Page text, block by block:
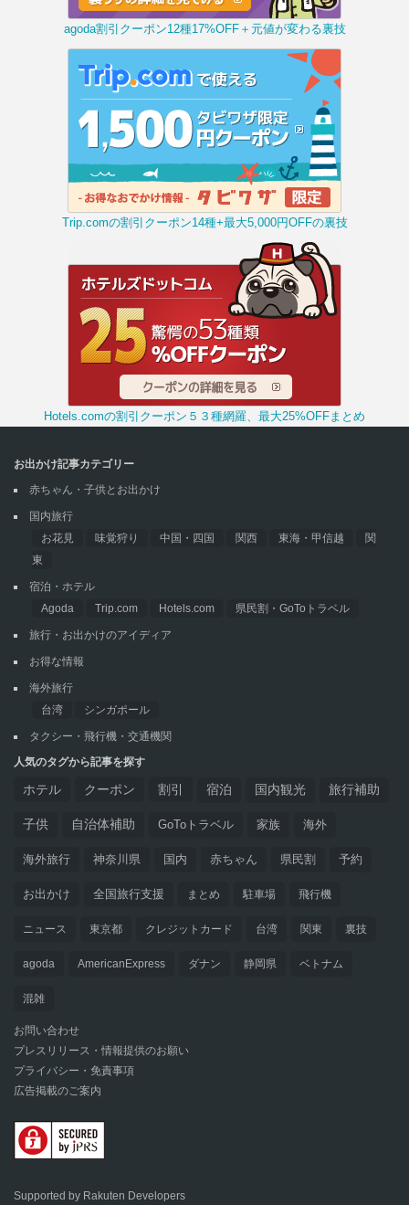
agoda割引クーポン12種17%OFF＋元値が変わる裏技
Trip.comの割引クーポン14種+最大5,000円OFFの裏技
Hotels.comの割引クーポン５３種網羅、最大25%OFFまとめ
お出かけ記事カテゴリー
赤ちゃん・子供とお出かけ
国内旅行
お花見
味覚狩り 中国・四国 関西 東海・甲信越
関
東
宿泊・ホテル
Agoda
Trip.com Hotels.com 県民割・GoToトラベル
旅行・お出かけのアイディア
お得な情報
海外旅行
台湾
シンガポール
タクシー・飛行機・交通機関
人気のタグから記事を探す
ホテル クーポン 割引 宿泊 国内観光 旅行補助
子供 自治体補助 GoToトラベル 家族 海外
海外旅行 神奈川県 国内 赤ちゃん 県民割 予約
お出かけ 全国旅行支援 まとめ 駐車場 飛行機
ニュース 東京都 クレジットカード 台湾 関東 裏技
agoda AmericanExpress ダナン 静岡県 ベトナム
混雑
お問い合わせ
プレスリリース・情報提供のお願い
プライバシー・免責事項
広告掲載のご案内
Supported by Rakuten Developers